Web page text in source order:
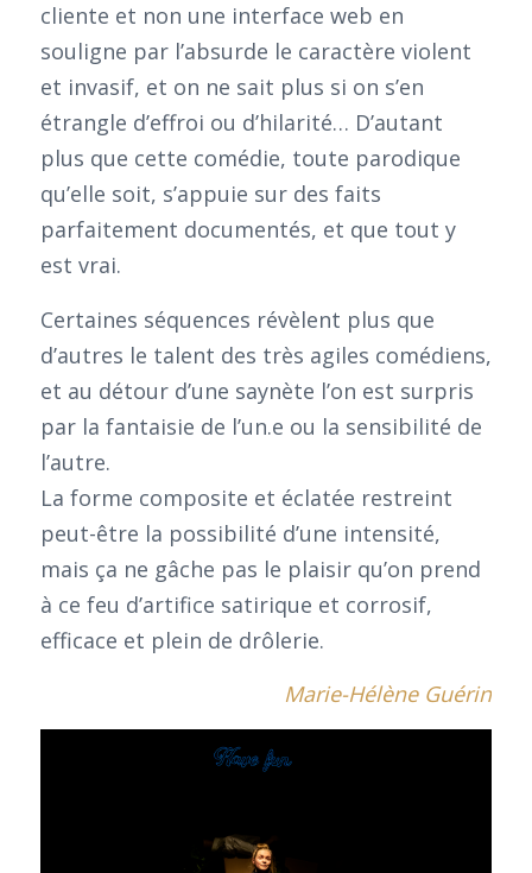
cliente et non une interface web en
souligne par l’absurde le caractère violent
et invasif, et on ne sait plus si on s’en
étrangle d’effroi ou d’hilarité… D’autant
plus que cette comédie, toute parodique
qu’elle soit, s’appuie sur des faits
parfaitement documentés, et que tout y
est vrai.
Certaines séquences révèlent plus que
d’autres le talent des très agiles comédiens,
et au détour d’une saynète l’on est surpris
par la fantaisie de l’un.e ou la sensibilité de
l’autre.
La forme composite et éclatée restreint
peut-être la possibilité d’une intensité,
mais ça ne gâche pas le plaisir qu’on prend
à ce feu d’artifice satirique et corrosif,
efficace et plein de drôlerie.
Marie-Hélène Guérin